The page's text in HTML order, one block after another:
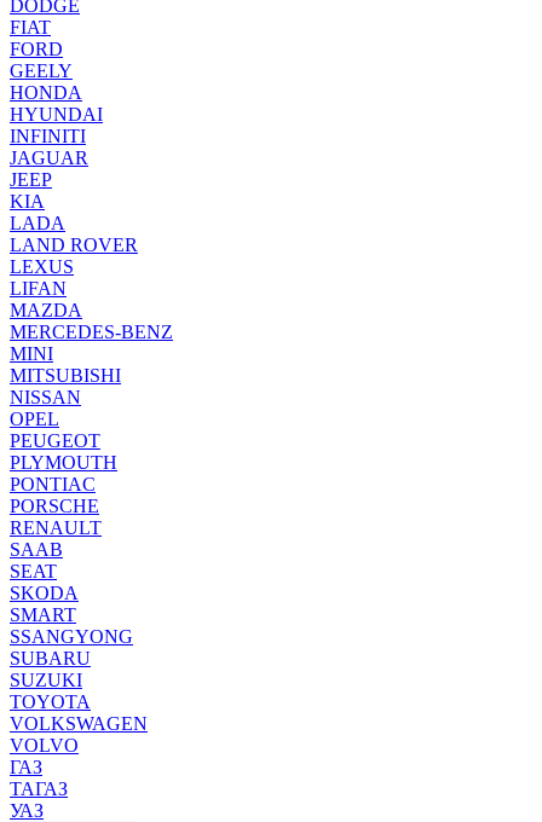
DODGE
FIAT
FORD
GEELY
HONDA
HYUNDAI
INFINITI
JAGUAR
JEEP
KIA
LADA
LAND ROVER
LEXUS
LIFAN
MAZDA
MERCEDES-BENZ
MINI
MITSUBISHI
NISSAN
OPEL
PEUGEOT
PLYMOUTH
PONTIAC
PORSCHE
RENAULT
SAAB
SEAT
SKODA
SMART
SSANGYONG
SUBARU
SUZUKI
TOYOTA
VOLKSWAGEN
VOLVO
ГАЗ
ТАГАЗ
УАЗ